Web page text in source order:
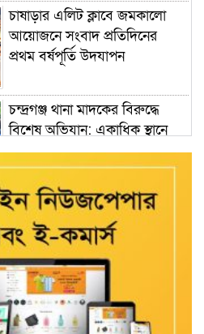
চাষাড়ার এলিট ক্লাবে জমকালো
আয়োজনে সংবাদ প্রতিদিনের
প্রথম বর্ষপূর্তি উদযাপন
চন্দ্রগঞ্জ থানা মাদকের বিরুদ্ধে
বিশেষ অভিযান: একাধিক স্থানে
তল্লাশি, মাদক সেবনের সরঞ্জাম
উদ্ধার’ ও গ্রেফতার
কুশাখালী ইউনিয়ন যুবদলে কে
গতিশীল ও দক্ষ সংগঠন হিসে বে
গড়ে তোলার প্রত্যয় নিয়ে মাঠে
নেমেছেন ইব্রাহিম খলিল
বাংলাদেশ বঙ্গবন্ধু গেরিলা
সংগঠনের নাম করণ পরিবর্তন